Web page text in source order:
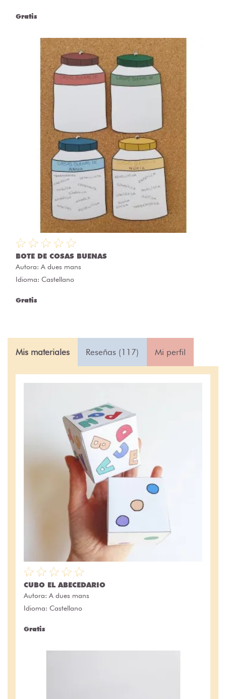
Gratis
BOTE DE COSAS BUENAS
Autora: A dues mans
Idioma: Castellano
Gratis
Mis materiales Reseñas (117) Mi perfil
CUBO EL ABECEDARIO
Autora: A dues mans
Idioma: Castellano
Gratis